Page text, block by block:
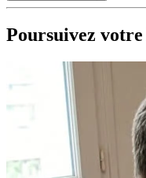
Poursuivez